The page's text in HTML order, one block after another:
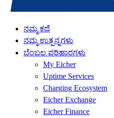
ನಮ್ಮ ಕಥೆ
ನಮ್ಮ ಉತ್ಪನ್ನಗಳು
ಬೆಂಬಲ ಪರಿಹಾರಗಳು
My Eicher
Uptime Services
Charging Ecosystem
Eicher Exchange
Eicher Finance